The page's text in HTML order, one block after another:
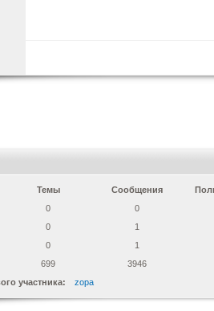
Темы Сообщения
0
0
0
1
0
1
699
3946
участника:
zopa